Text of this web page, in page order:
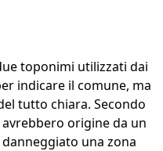
toponimi utilizzati dai
indicare il comune, ma
tutto chiara. Secondo
origine da un
una zona